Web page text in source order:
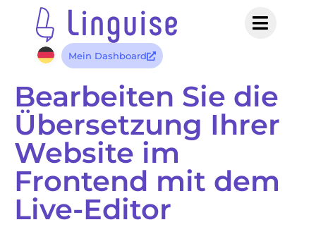
Mein Dashboard
Bearbeiten Sie die
Übersetzung Ihrer
Website im
Frontend mit dem
Live-Editor